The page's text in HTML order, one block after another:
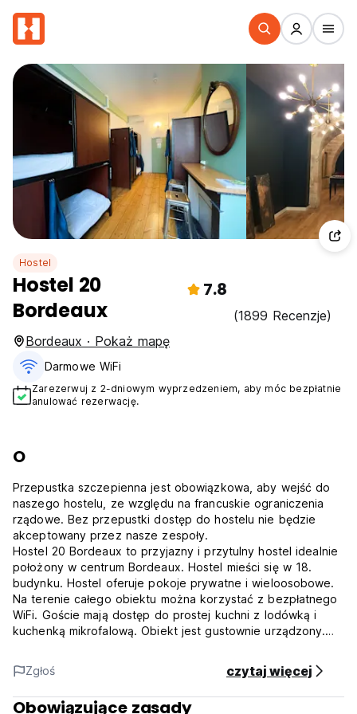
Hostel
Hostel 20
Bordeaux
7.8
(1899 Recenzje)
Bordeaux · Pokaż mapę
Darmowe WiFi
Zarezerwuj z 2-dniowym wyprzedzeniem, aby móc bezpłatnie
anulować rezerwację.
O
Przepustka szczepienna jest obowiązkowa, aby wejść do
naszego hostelu, ze względu na francuskie ograniczenia
rządowe. Bez przepustki dostęp do hostelu nie będzie
akceptowany przez nasze zespoły.
Hostel 20 Bordeaux to przyjazny i przytulny hostel idealnie
położony w centrum Bordeaux. Hostel mieści się w 18.
budynku. Hostel oferuje pokoje prywatne i wieloosobowe.
Na terenie całego obiektu można korzystać z bezpłatnego
WiFi. Goście mają dostęp do prostej kuchni z lodówką i
kuchenką mikrofalową. Obiekt jest gustownie urządzony.
11:00 do 23:00.
Hostel 20 Bordeaux położony jest w miejscowości
Chartrons, 10 minut spacerem od Muzeum Wina i Handlu w
Bordeaux oraz Muzeum Sztuki Współczesnej. Place des
Zgłoś czytaj więcej
Obowiązujące zasady